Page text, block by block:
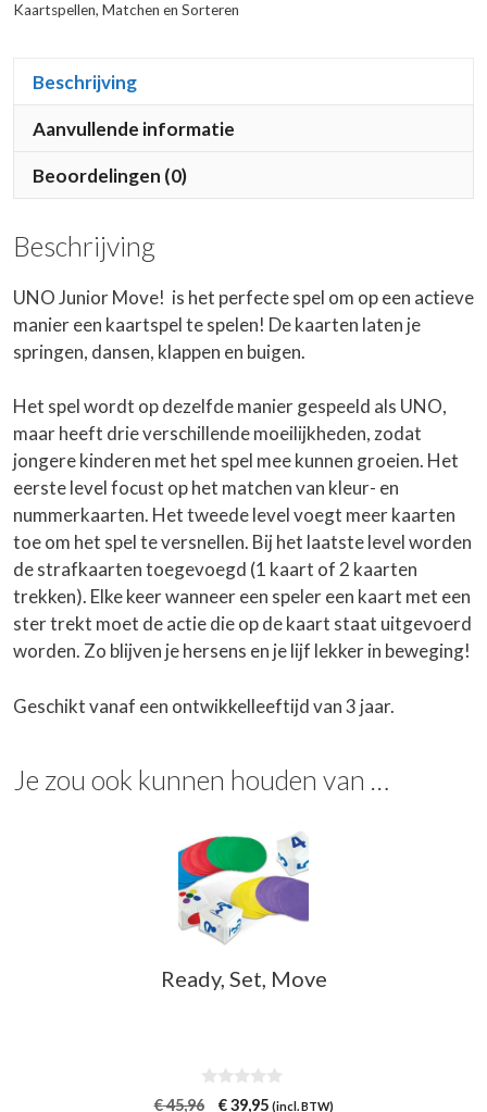
Kaartspellen, Matchen en Sorteren
Beschrijving
Aanvullende informatie
Beoordelingen (0)
Beschrijving
UNO Junior Move! is het perfecte spel om op een actieve
manier een kaartspel te spelen! De kaarten laten je
springen, dansen, klappen en buigen.
Het spel wordt op dezelfde manier gespeeld als UNO,
maar heeft drie verschillende moeilijkheden, zodat
jongere kinderen met het spel mee kunnen groeien. Het
eerste level focust op het matchen van kleur- en
nummerkaarten. Het tweede level voegt meer kaarten
toe om het spel te versnellen. Bij het laatste level worden
de strafkaarten toegevoegd (1 kaart of 2 kaarten
trekken). ​Elke keer wanneer een speler een kaart met een
ster trekt moet de actie die op de kaart staat uitgevoerd
worden. Zo blijven je hersens en je lijf lekker in beweging!
Geschikt vanaf een ontwikkelleeftijd van 3 jaar.
Je zou ook kunnen houden van …
Ready, Set, Move
0
€45,96
Oorspronkelijke
€39,95Huidige
(incl. BTW)